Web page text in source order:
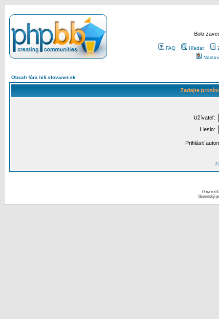
Bolo
FAQ Hľadať
Obsah fóra hifi.slovanet.sk
Zadajte
Užívateľ:
Heslo:
Prihlásiť
Powered
Slovenský